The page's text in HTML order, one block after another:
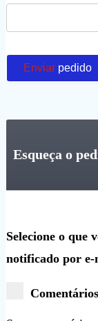
Enviar pedido
Esqueça o
Selecione o que
notificado por e-
Comentários